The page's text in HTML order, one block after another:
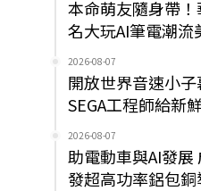
本命萌友隨身帶
名大玩AI筆電潮流
2026-08-07
開放世界音速小子
SEGA工程師給新
2026-08-07
助電動車與AI發
發超高功率鋁包銅